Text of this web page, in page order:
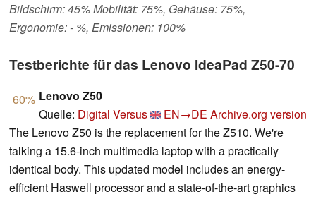
Bildschirm: 45% Mobilität: 75%, Gehäuse: 75%,
Ergonomie: - %, Emissionen: 100%
Testberichte für das Lenovo IdeaPad Z50-70
60% Lenovo Z50
Quelle: Digital Versus EN→DE Archive.org version
The Lenovo Z50 is the replacement for the Z510. We're
talking a 15.6-inch multimedia laptop with a practically
identical body. This updated model includes an energy-
efficient Haswell processor and a state-of-the-art graphics